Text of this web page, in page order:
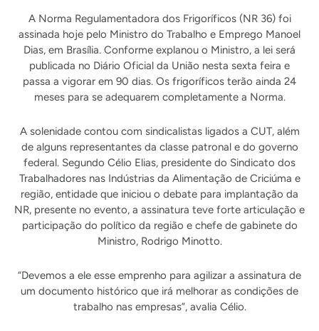
A Norma Regulamentadora dos Frigoríficos (NR 36) foi
assinada hoje pelo Ministro do Trabalho e Emprego Manoel
Dias, em Brasília. Conforme explanou o Ministro, a lei será
publicada no Diário Oficial da União nesta sexta feira e
passa a vigorar em 90 dias. Os frigoríficos terão ainda 24
meses para se adequarem completamente a Norma.
A solenidade contou com sindicalistas ligados a CUT, além
de alguns representantes da classe patronal e do governo
federal. Segundo Célio Elias, presidente do Sindicato dos
Trabalhadores nas Indústrias da Alimentação de Criciúma e
região, entidade que iniciou o debate para implantação da
NR, presente no evento, a assinatura teve forte articulação e
participação do político da região e chefe de gabinete do
Ministro, Rodrigo Minotto.
“Devemos a ele esse emprenho para agilizar a assinatura de
um documento histórico que irá melhorar as condições de
trabalho nas empresas”, avalia Célio.